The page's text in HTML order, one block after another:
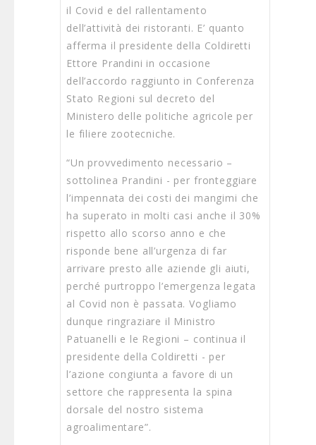
il Covid e del rallentamento
dell’attività dei ristoranti. E’ quanto
afferma il presidente della Coldiretti
Ettore Prandini in occasione
dell’accordo raggiunto in Conferenza
Stato Regioni sul decreto del
Ministero delle politiche agricole per
le filiere zootecniche.
“Un provvedimento necessario –
sottolinea Prandini - per fronteggiare
l’impennata dei costi dei mangimi che
ha superato in molti casi anche il 30%
rispetto allo scorso anno e che
risponde bene all’urgenza di far
arrivare presto alle aziende gli aiuti,
perché purtroppo l’emergenza legata
al Covid non è passata. Vogliamo
dunque ringraziare il Ministro
Patuanelli e le Regioni – continua il
presidente della Coldiretti - per
l’azione congiunta a favore di un
settore che rappresenta la spina
dorsale del nostro sistema
agroalimentare”.